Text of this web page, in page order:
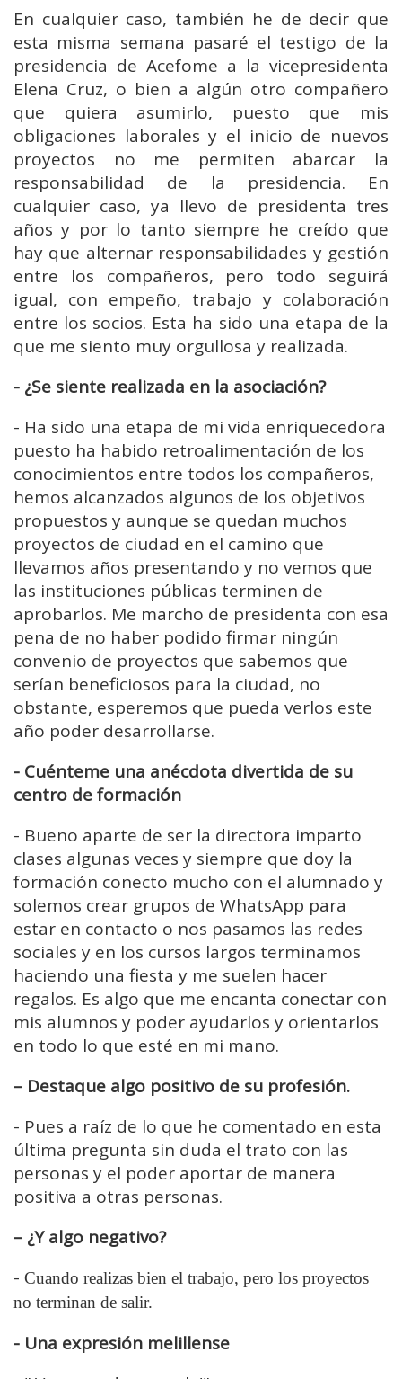
En cualquier caso, también he de decir que
esta misma semana pasaré el testigo de la
presidencia de Acefome a la vicepresidenta
Elena Cruz, o bien a algún otro compañero
que quiera asumirlo, puesto que mis
obligaciones laborales y el inicio de nuevos
proyectos no me permiten abarcar la
responsabilidad de la presidencia. En
cualquier caso, ya llevo de presidenta tres
años y por lo tanto siempre he creído que
hay que alternar responsabilidades y gestión
entre los compañeros, pero todo seguirá
igual, con empeño, trabajo y colaboración
entre los socios. Esta ha sido una etapa de la
que me siento muy orgullosa y realizada.
- ¿Se siente realizada en la asociación?
- Ha sido una etapa de mi vida enriquecedora
puesto ha habido retroalimentación de los
conocimientos entre todos los compañeros,
hemos alcanzados algunos de los objetivos
propuestos y aunque se quedan muchos
proyectos de ciudad en el camino que
llevamos años presentando y no vemos que
las instituciones públicas terminen de
aprobarlos. Me marcho de presidenta con esa
pena de no haber podido firmar ningún
convenio de proyectos que sabemos que
serían beneficiosos para la ciudad, no
obstante, esperemos que pueda verlos este
año poder desarrollarse.
- Cuénteme una anécdota divertida de su
centro de formación
- Bueno aparte de ser la directora imparto
clases algunas veces y siempre que doy la
formación conecto mucho con el alumnado y
solemos crear grupos de WhatsApp para
estar en contacto o nos pasamos las redes
sociales y en los cursos largos terminamos
haciendo una fiesta y me suelen hacer
regalos. Es algo que me encanta conectar con
mis alumnos y poder ayudarlos y orientarlos
en todo lo que esté en mi mano.
– Destaque algo positivo de su profesión.
- Pues a raíz de lo que he comentado en esta
última pregunta sin duda el trato con las
personas y el poder aportar de manera
positiva a otras personas.
– ¿Y algo negativo?
- Cuando realizas bien el trabajo, pero los proyectos
no terminan de salir.
- Una expresión melillense